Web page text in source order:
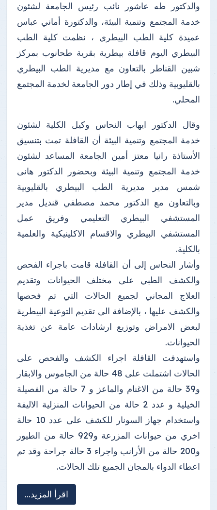
والدكتور طه عاشور نائب رئيس الجامعة لشئون
خدمة المجتمع وتنمية البيئة، والدكتورة أماني عباس
عميدة كلية الطب البيطري ، نظمت كلية الطب
البيطري اليوم قافلة بيطرية بقرية طحانوب بمركز
شبين القناطر بالتعاون مع مديرية الطب البيطري
بالقليوبية وذلك في إطار دور الجامعة لخدمة المجتمع
المحلي.
وقال الدكتور ايهاب النحاس وكيل الكلية لشئون
خدمة المجتمع وتنمية البيئة أن القافلة تمت بتنسيق
الأستاذة رانيا معتز أمين الجامعة المساعد لشئون
خدمة المجتمع وتنمية البيئة وبحضور الدكتور هانى
شمس مدير مديرية الطب البيطري بالقليوبية
وبالتعاون مع الدكتور محمد مصطفي قنديل مدير
المستشفي البيطري التعليمي وفريق عمل
المستشفي البيطري والاقسام الاكلينيكية والعلمية
بالكلية.
وأشار النحاس إلى أن القافلة قامت باجراء الفحص
والكشف الطبي على مختلف الحيوانات وتقديم
العلاج المجاني لجميع الحالات التي تم فحصها
والكشف عليها ، بالإضافة الى تقديم التوعية البيطرية
لبعض الامراض وتوزيع ارشادات عامة عن تغذية
الحيوانات.
واستهدفت القافلة اجراء الكشف والفحص على
الحالات اشتملت على 48 حالة من الجاموس والابقار
و39 حالة من الاغنام والماعز و 7 حالة من الفصيلة
الخيلية و عدد 2 حالة من الحيوانات المنزلية الاليفة
واستخدام جهاز السونار للكشف على عدد 10 حالة
اخري من حيوانات المزرعة و929 حالة من الطيور
و200 حالة من الأرانب واجراء 3 حالة جراحة وقد تم
اعطاء الدواء بالمجان الجميع تلك الحالات.
اقرأ المزيد...